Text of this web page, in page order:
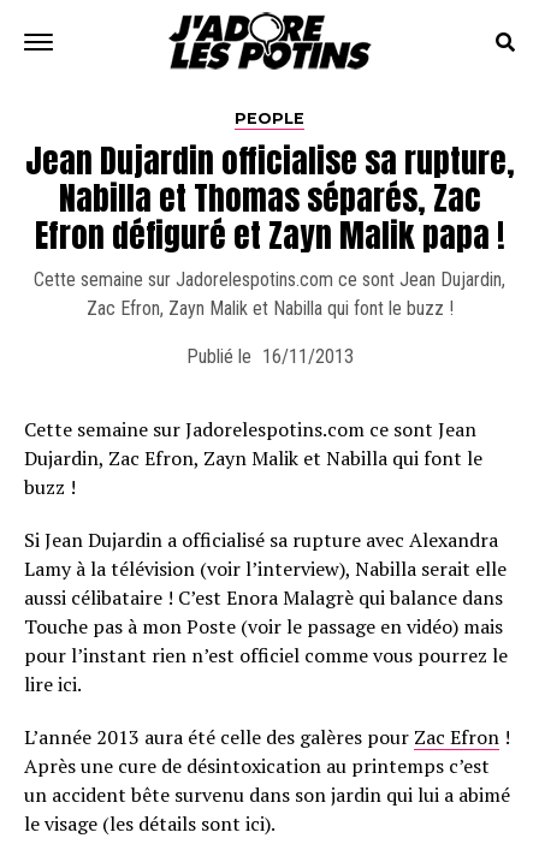
PEOPLE
Jean Dujardin officialise sa rupture,
Nabilla et Thomas séparés, Zac
Efron défiguré et Zayn Malik papa !
Cette semaine sur Jadorelespotins.com ce sont Jean Dujardin,
Zac Efron, Zayn Malik et Nabilla qui font le buzz !
Publié le 16/11/2013
Cette semaine sur Jadorelespotins.com ce sont Jean
Dujardin, Zac Efron, Zayn Malik et Nabilla qui font le
buzz !
Si Jean Dujardin a officialisé sa rupture avec Alexandra
Lamy à la télévision (voir l’interview), Nabilla serait elle
aussi célibataire ! C’est Enora Malagrè qui balance dans
Touche pas à mon Poste (voir le passage en vidéo) mais
pour l’instant rien n’est officiel comme vous pourrez le
lire ici.
L’année 2013 aura été celle des galères pour Zac Efron !
Après une cure de désintoxication au printemps c’est
un accident bête survenu dans son jardin qui lui a abimé
le visage (les détails sont ici).